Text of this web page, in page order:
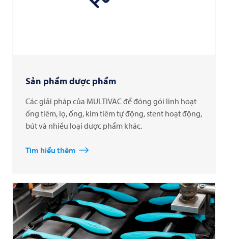
Sản phẩm dược phẩm
Các giải pháp của MULTIVAC để đóng gói linh hoạt
ống tiêm, lọ, ống, kim tiêm tự động, stent hoạt động,
bút và nhiều loại dược phẩm khác.
Tìm hiểu thêm